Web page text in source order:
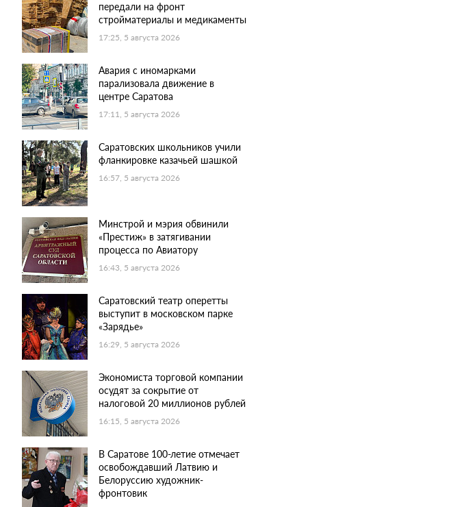
передали на фронт
стройматериалы и медикаменты
17:25, 5 августа 2026
Авария с иномарками
парализовала движение в
центре Саратова
17:11, 5 августа 2026
Саратовских школьников учили
фланкировке казачьей шашкой
16:57, 5 августа 2026
Минстрой и мэрия обвинили
«Престиж» в затягивании
процесса по Авиатору
16:43, 5 августа 2026
Саратовский театр оперетты
выступит в московском парке
«Зарядье»
16:29, 5 августа 2026
Экономиста торговой компании
осудят за сокрытие от
налоговой 20 миллионов рублей
16:15, 5 августа 2026
В Саратове 100-летие отмечает
освобождавший Латвию и
Белоруссию художник-
фронтовик